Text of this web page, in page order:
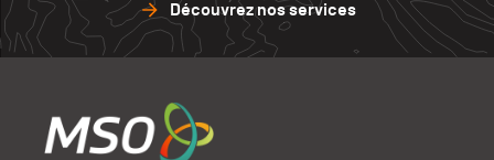
Découvrez nos services